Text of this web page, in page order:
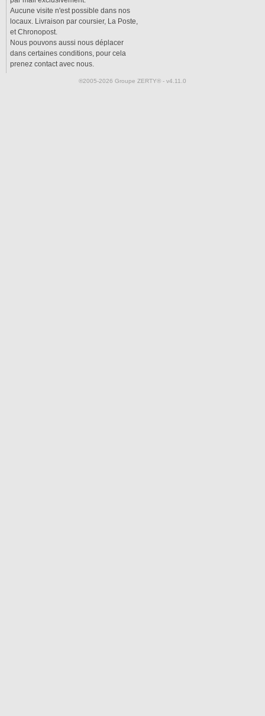
Aucune visite n'est possible dans nos
locaux. Livraison par coursier, La Poste,
et Chronopost.
Nous pouvons aussi nous déplacer
dans certaines conditions, pour cela
prenez contact avec nous.
®2005-2026 Groupe ZERTY® - v4.11.0